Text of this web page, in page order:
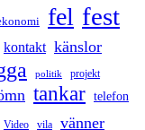
fel fest
kontakt känslor
politik projekt
tankar telefon
Video vila vänner